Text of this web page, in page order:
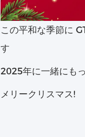
この平和な季節に
す
2025年に一緒にも
メリークリスマス!